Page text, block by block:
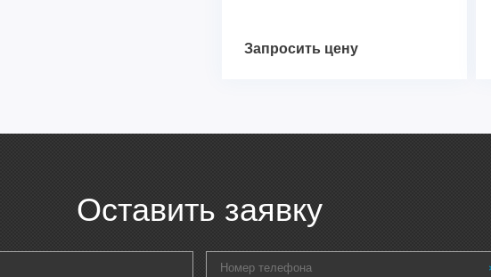
Запросить цену
Оставить заявку